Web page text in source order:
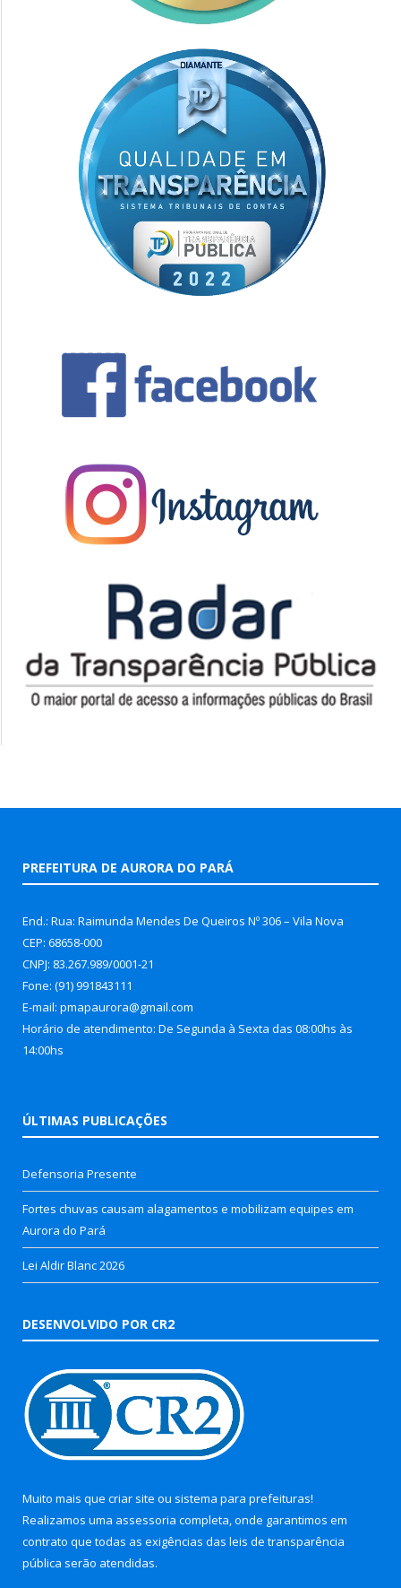
PREFEITURA DE AURORA DO PARÁ
End.: Rua: Raimunda Mendes De Queiros Nº 306 – Vila Nova
CEP: 68658-000
CNPJ: 83.267.989/0001-21
Fone: (91) 991843111
E-mail: pmapaurora@gmail.com
Horário de atendimento: De Segunda à Sexta das 08:00hs às
14:00hs
ÚLTIMAS PUBLICAÇÕES
Defensoria Presente
Fortes chuvas causam alagamentos e mobilizam equipes em
Aurora do Pará
Lei Aldir Blanc 2026
DESENVOLVIDO POR CR2
Muito mais que criar site ou sistema para prefeituras!
Realizamos uma assessoria completa, onde garantimos em
contrato que todas as exigências das leis de transparência
pública serão atendidas.